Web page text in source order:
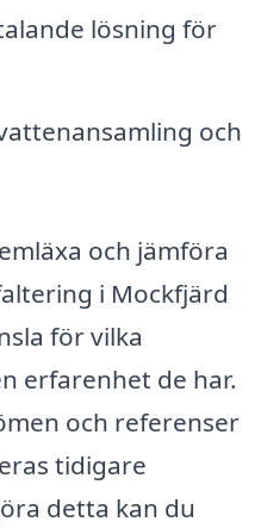
lösning för
och
och jämföra
i Mockfjärd
för vilka
erfarenhet de har.
och referenser
tidigare
detta kan du